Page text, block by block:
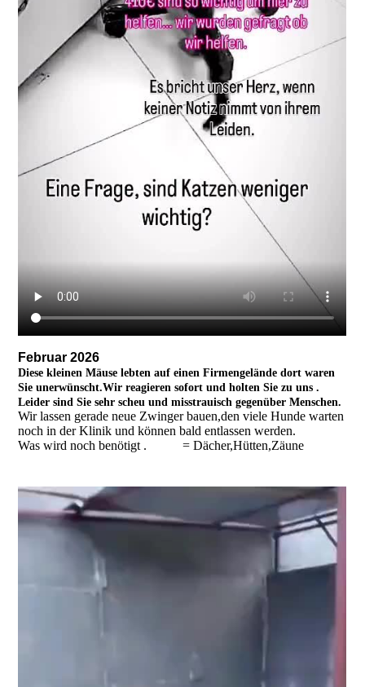
Februar 2026
Diese kleinen Mäuse lebten auf einen Firmengelände dort waren
Sie unerwünscht.Wir reagieren sofort und holten Sie zu uns .
Leider sind Sie sehr scheu und misstrauisch gegenüber Menschen.
Wir lassen gerade neue Zwinger bauen,den viele Hunde warten
noch in der Klinik und können bald entlassen werden.
Was wird noch benötigt .= Dächer,Hütten,Zäune